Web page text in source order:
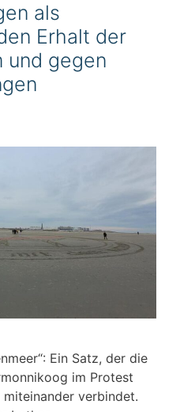
als
Erhalt der
und gegen
Ein Satz, der die
im Protest
verbindet.